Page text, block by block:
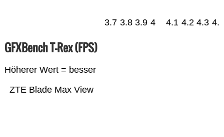
3.7 3.8 3.9 4 4.1 4.2 4.3 4.4
GFXBench T-Rex (FPS)
Höherer Wert = besser
ZTE Blade Max View